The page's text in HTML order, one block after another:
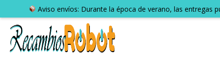
Aviso envíos: Durante la época de verano, las entregas